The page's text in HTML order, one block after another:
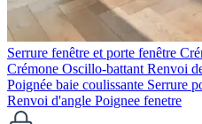
Serrure fenêtre et porte fenêtre
Crémone Oscillo-battant Renvoi
Poignée baie coulissante Serrure
Renvoi d'angle Poignee fenetre